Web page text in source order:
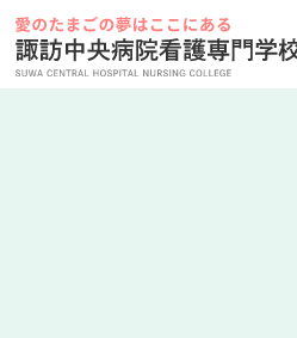
Skip
to
content